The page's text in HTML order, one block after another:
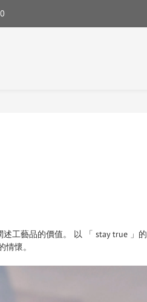
金回饋 ✦
工藝品的價值。 以 「 stay true 」的
懷。